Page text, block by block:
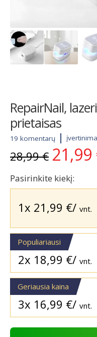
RepairNail,
prietaisas
19 komentarų
28,99€ Original
price
was:
28,99 €.
21,99
Pasirinkite kiekį:
1x 21,99 €/ vnt.
Populiariausi
2x 18,99 €/ vnt.
Geriausia kaina
3x 16,99 €/ vnt.